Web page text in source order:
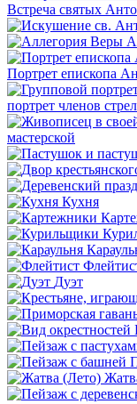
Встреча святых
Портрет епископа
портрет членов
мастерской
Кухня
Дуэт